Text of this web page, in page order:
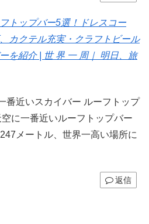
トップバー5選！ドレスコー
カクテル充実・クラフトビール
を紹介 | 世 界 一 周｜ 明日、旅
番近いスカイバー ルーフトップ
に一番近いルーフトップバー
メートル、世界一高い場所に
返信